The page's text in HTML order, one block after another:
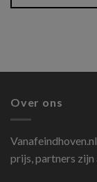
Over ons
Vanafeindhoven.nl
prijs, partners zijn